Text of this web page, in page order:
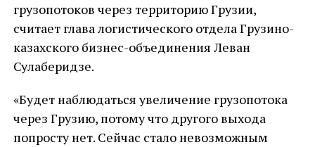
грузопотоков через территорию Грузии,
считает глава логистического отдела Грузино-
казахского бизнес-объединения Леван
Сулаберидзе.
«Будет наблюдаться увеличение грузопотока
через Грузию, потому что другого выхода
попросту нет. Сейчас стало невозможным